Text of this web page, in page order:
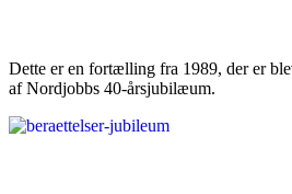
Dette er en fortælling fra 1989, der er
af Nordjobbs 40-årsjubilæum.